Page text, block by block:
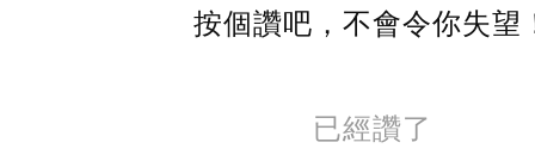
按個讚吧，不會令你失望
已經讚了